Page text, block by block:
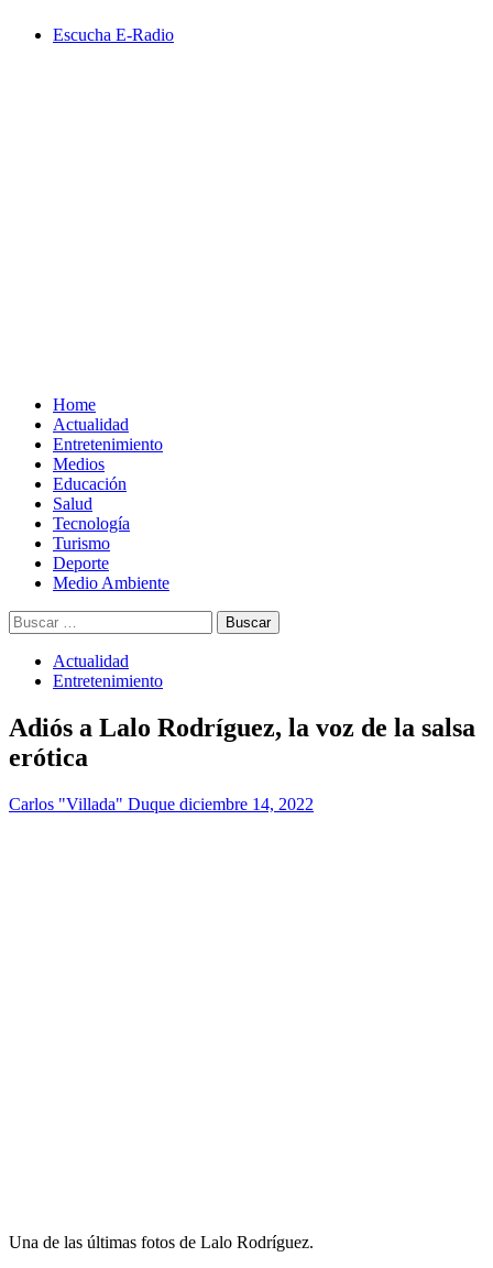
Escucha E-Radio
Home
Actualidad
Entretenimiento
Medios
Educación
Salud
Tecnología
Turismo
Deporte
Medio Ambiente
Buscar:
Actualidad
Entretenimiento
Adiós a Lalo Rodríguez, la voz de la salsa
erótica
Carlos "Villada" Duque diciembre 14, 2022
Una de las últimas fotos de Lalo Rodríguez.